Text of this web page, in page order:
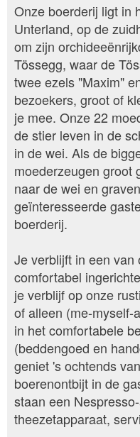
Onze boerderij ligt in
Unterland, op de
om zijn
Tössegg, waar de
twee ezels "Maxim"
bezoekers, groot of
je mee. Onze 22
de stier leven in de
in de wei. Als de
moederzeugen groot
naar de wei en
geïnteresseerde
boerderij.
Je verblijft in een van
comfortabel
je verblijf op onze
of alleen (me-myself-
in het comfortabele
(beddengoed en
geniet 's ochtends
boerenontbijt in de
staan een
theezetapparaat,